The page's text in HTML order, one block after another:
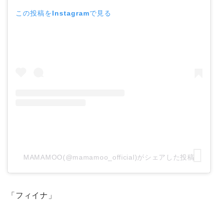
この投稿をInstagramで見る
MAMAMOO(@mamamoo_official)がシェアした投稿
「フィイナ」